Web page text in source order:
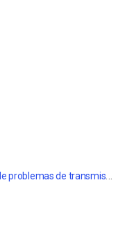
Perguntas frequentes sobre a resolução de problemas de transmissões em direto HLS